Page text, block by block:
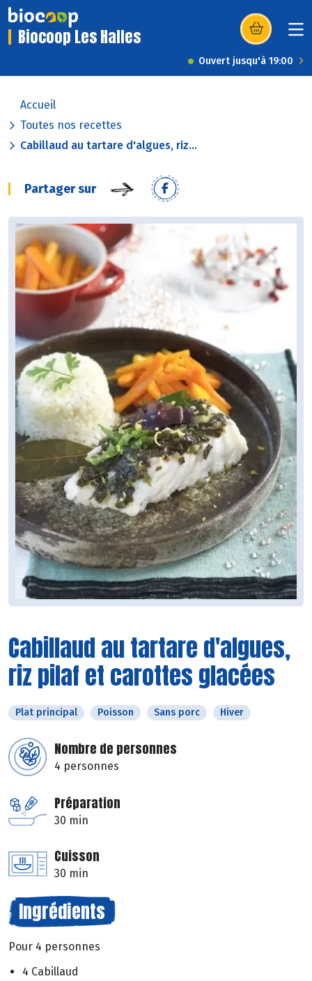
Biocoop Les Halles (s’ouvre dans
Ouvert jusqu'à 19:00
Accueil
Toutes nos recettes
Cabillaud au tartare d'algues, riz...
Partager sur
Cabillaud au tartare d'algues,
riz pilaf et carottes glacées
Plat principal Poisson Sans porc Hiver
Nombre de personnes
4 personnes
Préparation
30 min
Cuisson
30 min
Ingrédients
Pour 4 personnes
4 Cabillaud